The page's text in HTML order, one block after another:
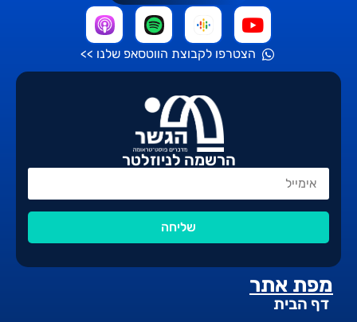
מפת אתר
דף הבית
הצטרפו לקבוצת הווטסאפ שלנו >>
הרשמה לניוזלטר
שליחה